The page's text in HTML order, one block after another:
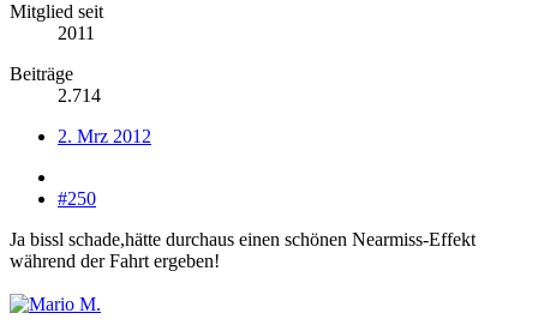
Mitglied seit
2011
Beiträge
2.714
2. Mrz 2012
#250
Ja bissl schade,hätte durchaus einen schönen Nearmiss-Effekt
während der Fahrt ergeben!